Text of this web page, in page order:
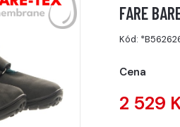
FARE
Kód:
Cena
2 529